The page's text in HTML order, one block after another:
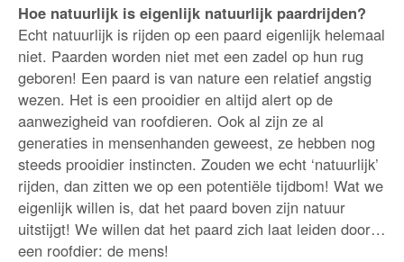
Hoe natuurlijk is eigenlijk natuurlijk paardrijden?
Echt natuurlijk is rijden op een paard eigenlijk helemaal
niet. Paarden worden niet met een zadel op hun rug
geboren! Een paard is van nature een relatief angstig
wezen. Het is een prooidier en altijd alert op de
aanwezigheid van roofdieren. Ook al zijn ze al
generaties in mensenhanden geweest, ze hebben nog
steeds prooidier instincten. Zouden we echt ‘natuurlijk’
rijden, dan zitten we op een potentiële tijdbom! Wat we
eigenlijk willen is, dat het paard boven zijn natuur
uitstijgt! We willen dat het paard zich laat leiden door…
een roofdier: de mens!